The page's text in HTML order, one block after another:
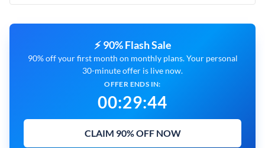
⚡ 90% Flash Sale
90% off your first month on monthly plans. Your personal
30-minute offer is live now.
OFFER ENDS IN:
00:29:43
CLAIM 90% OFF NOW